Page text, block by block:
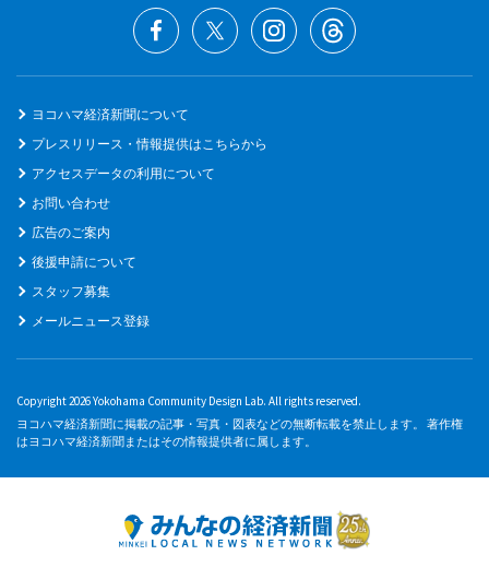
ヨコハマ経済新聞について
プレスリリース・情報提供はこちらから
アクセスデータの利用について
お問い合わせ
広告のご案内
後援申請について
スタッフ募集
メールニュース登録
Copyright 2026 Yokohama Community Design Lab. All rights reserved.
ヨコハマ経済新聞に掲載の記事・写真・図表などの無断転載を禁止します。 著作権
はヨコハマ経済新聞またはその情報提供者に属します。